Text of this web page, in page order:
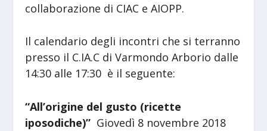
collaborazione di CIAC e AIOPP.
Il calendario degli incontri che si terranno
presso il C.IA.C di Varmondo Arborio dalle
14:30 alle 17:30 è il seguente:
“All’origine del gusto (ricette
iposodiche)” Giovedì 8 novembre 2018